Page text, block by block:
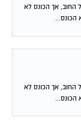
הכונס...
החוב, אך הכונס לא
הכונס...